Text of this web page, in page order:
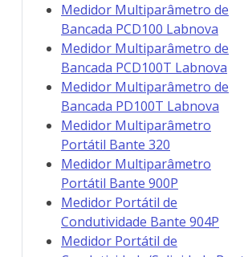
Medidor Multiparâmetro de
Bancada PCD100 Labnova
Medidor Multiparâmetro de
Bancada PCD100T Labnova
Medidor Multiparâmetro de
Bancada PD100T Labnova
Medidor Multiparâmetro
Portátil Bante 320
Medidor Multiparâmetro
Portátil Bante 900P
Medidor Portátil de
Condutividade Bante 904P
Medidor Portátil de